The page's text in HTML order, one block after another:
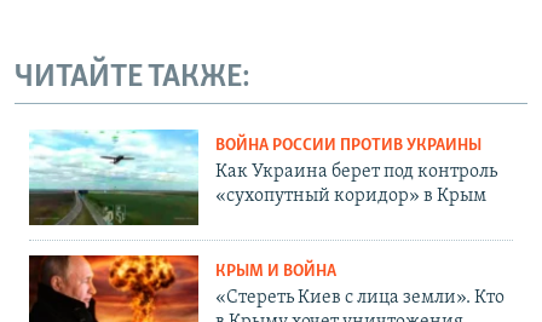
ЧИТАЙТЕ ТАКЖЕ:
ВОЙНА РОССИИ ПРОТИВ УКРАИНЫ
Как Украина берет под контроль
«сухопутный коридор» в Крым
КРЫМ И ВОЙНА
«Стереть Киев с лица земли». Кто